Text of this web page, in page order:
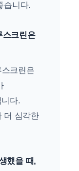
습니다.
스크린은
크린은
다.
더 심각한
했을 때,